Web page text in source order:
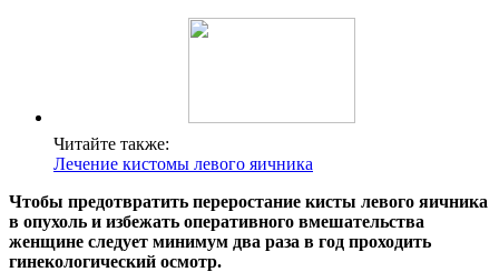
Читайте также:
Лечение кистомы левого яичника
Чтобы предотвратить переростание кисты левого яичника
в опухоль и избежать оперативного вмешательства
женщине следует минимум два раза в год проходить
гинекологический осмотр.